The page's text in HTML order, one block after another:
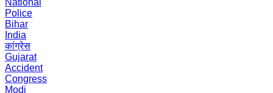
National
Police
Bihar
India
कांग्रेस
Gujarat
Accident
Congress
Modi